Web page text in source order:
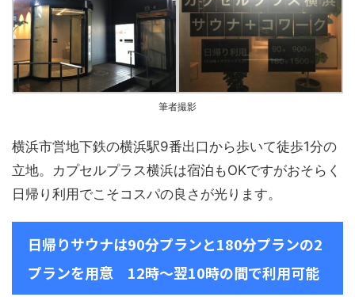
筆者撮影
横浜市営地下鉄の横浜駅9番出口から歩いて徒歩1分の
立地。カプセルプラス横浜は宿泊もOKですがおそらく
日帰り利用でこそコスパの良さが光ります。
日帰りサウナは90分プランと180分プランの2
プランを用意 12時～翌10時の間で利用可能